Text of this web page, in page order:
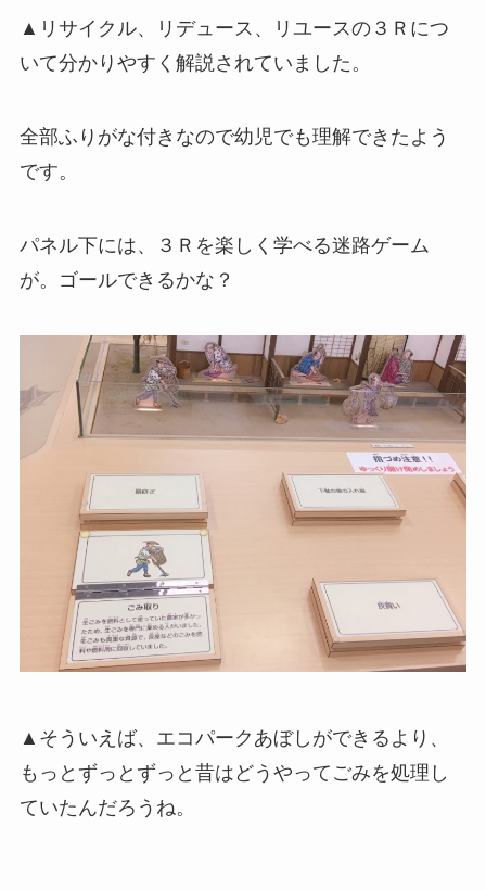
▲リサイクル、リデュース、リユースの３Ｒにつ
いて分かりやすく解説されていました。
全部ふりがな付きなので幼児でも理解できたよう
です。
パネル下には、３Ｒを楽しく学べる迷路ゲーム
が。ゴールできるかな？
▲そういえば、エコパークあぼしができるより、
もっとずっとずっと昔はどうやってごみを処理し
ていたんだろうね。